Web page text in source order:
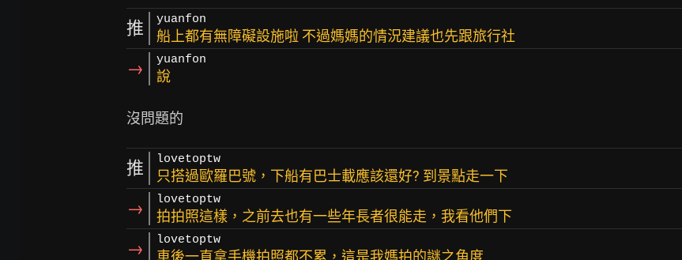
推 yuanfon
船上都有無障礙設施啦 不過媽媽的情況建議也先跟旅行社
→ yuanfon
說
推 lovetoptw
只搭過歐羅巴號，下船有巴士載應該還好? 到景點走一下
→ lovetoptw
拍拍照這樣，之前去也有一些年長者很能走，我看他們下
→ lovetoptw
車後一直拿手機拍照都不累，這是我媽拍的謎之角度...